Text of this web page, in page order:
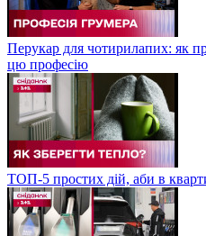
Перукар для чотирилапих: як
цю професію
ТОП-5 простих дій, аби в